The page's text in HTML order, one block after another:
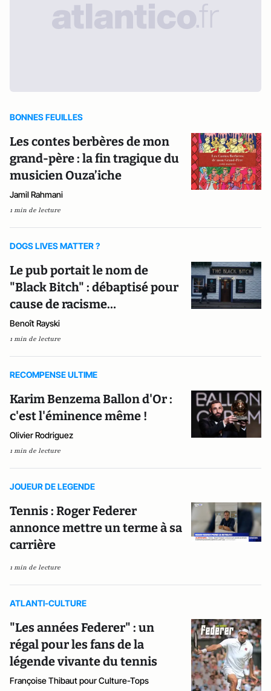
BONNES FEUILLES
Les contes berbères de mon
grand-père : la fin tragique du
musicien Ouza’iche
Jamil Rahmani
1 min de lecture
DOGS LIVES MATTER ?
Le pub portait le nom de
"Black Bitch" : débaptisé pour
cause de racisme…
Benoît Rayski
1 min de lecture
RECOMPENSE ULTIME
Karim Benzema Ballon d'Or :
c'est l'éminence même !
Olivier Rodriguez
1 min de lecture
JOUEUR DE LEGENDE
Tennis : Roger Federer
annonce mettre un terme à sa
carrière
1 min de lecture
ATLANTI-CULTURE
"Les années Federer" : un
régal pour les fans de la
légende vivante du tennis
Françoise Thibaut pour Culture-Tops